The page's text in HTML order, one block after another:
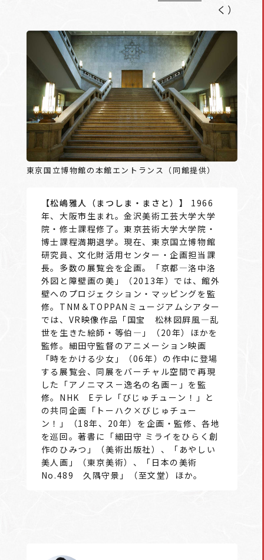
く）
東京国立博物館の本館エントランス（同館提供）
【松嶋雅人（まつしま・まさと）】
1966
年、大阪市生まれ。金沢美術工芸大学大学
院・修士課程修了。東京芸術大学大学院・
博士課程満期退学。現在、東京国立博物館
研究員、文化財活用センター・企画担当課
長。多数の展覧会を企画。「京都―洛中洛
外図と障壁画の美」（2013年）では、館外
壁へのプロジェクション・マッピングを監
修。TNM＆TOPPANミュージアムシアター
では、VR映像作品「国宝 松林図屛風―乱
世を生きた絵師・等伯―」（20年）ほかを
監修。細田守監督のアニメーション映画
「時をかける少女」（06年）の作中に登場
する展覧会、同展をバーチャル空間で再現
した「アノニマス－逸名の名画－」を監
修。NHK Eテレ「びじゅチューン！」と
の共同企画「トーハク×びじゅチュー
ン！」（18年、20年）を企画・監修、各地
を巡回。著書に「細田守 ミライをひらく創
作のひみつ」（美術出版社）、「あやしい
美人画」（東京美術）、「日本の美術
No.489 久隅守景」（至文堂）ほか。